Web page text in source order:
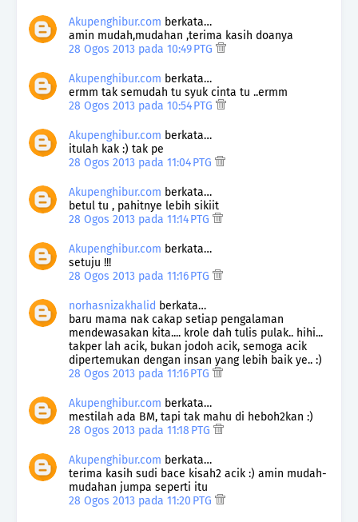
Akupenghibur.com berkata…
amin mudah,mudahan ,terima kasih doanya
28 Ogos 2013 pada 10:49 PTG
Akupenghibur.com berkata…
ermm tak semudah tu syuk cinta tu ..ermm
28 Ogos 2013 pada 10:54 PTG
Akupenghibur.com berkata…
itulah kak :) tak pe
28 Ogos 2013 pada 11:04 PTG
Akupenghibur.com berkata…
betul tu , pahitnye lebih sikiit
28 Ogos 2013 pada 11:14 PTG
Akupenghibur.com berkata…
setuju !!!
28 Ogos 2013 pada 11:16 PTG
norhasnizakhalid berkata…
baru mama nak cakap setiap pengalaman
mendewasakan kita.... krole dah tulis pulak.. hihi...
takper lah acik, bukan jodoh acik, semoga acik
dipertemukan dengan insan yang lebih baik ye.. :)
28 Ogos 2013 pada 11:16 PTG
Akupenghibur.com berkata…
mestilah ada BM, tapi tak mahu di heboh2kan :)
28 Ogos 2013 pada 11:18 PTG
Akupenghibur.com berkata…
terima kasih sudi bace kisah2 acik :) amin mudah-
mudahan jumpa seperti itu
28 Ogos 2013 pada 11:20 PTG